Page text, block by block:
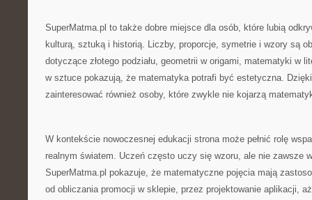
SuperMatma.pl to także dobre miejsce dla osób, które lubią
kulturą, sztuką i historią. Liczby, proporcje, symetrie i wzory są
dotyczące złotego podziału, geometrii w origami, matematyki w
w sztuce pokazują, że matematyka potrafi być estetyczna.
zainteresować również osoby, które zwykle nie kojarzą
W kontekście nowoczesnej edukacji strona może pełnić rolę
realnym światem. Uczeń często uczy się wzoru, ale nie zawsze
SuperMatma.pl pokazuje, że matematyczne pojęcia mają
od obliczania promocji w sklepie, przez projektowanie aplikacji,